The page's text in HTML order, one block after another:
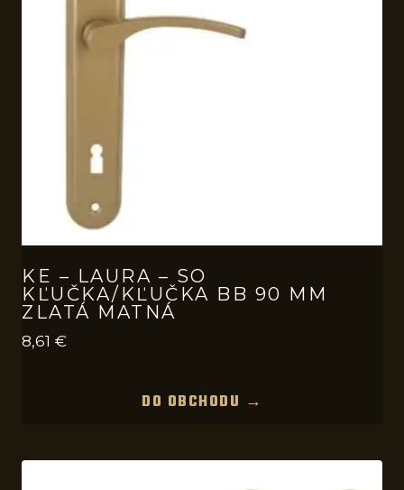
KE – LAURA – SO
KĽUČKA/KĽUČKA BB 90 MM
ZLATÁ MATNÁ
8,61 €
DO OBCHODU →